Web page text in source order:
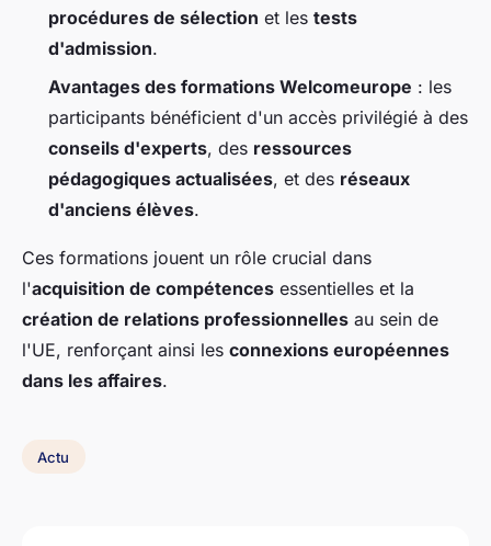
procédures de sélection et les tests
d'admission.
Avantages des formations Welcomeurope : les
participants bénéficient d'un accès privilégié à des
conseils d'experts, des ressources
pédagogiques actualisées, et des réseaux
d'anciens élèves.
Ces formations jouent un rôle crucial dans
l'acquisition de compétences essentielles et la
création de relations professionnelles au sein de
l'UE, renforçant ainsi les connexions européennes
dans les affaires.
Actu